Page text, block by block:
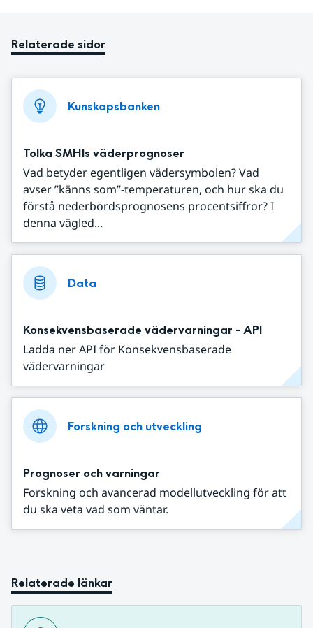
Relaterade sidor
Kunskapsbanken
Tolka SMHIs väderprognoser
Vad betyder egentligen vädersymbolen? Vad
avser ”känns som”-temperaturen, och hur ska du
förstå nederbördsprognosens procentsiffror? I
denna vägled...
Data
Konsekvensbaserade vädervarningar - API
Ladda ner API för Konsekvensbaserade
vädervarningar
Forskning och utveckling
Prognoser och varningar
Forskning och avancerad modellutveckling för att
du ska veta vad som väntar.
Relaterade länkar